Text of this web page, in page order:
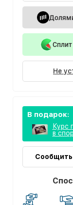
Не
В подарок:
Курс
в